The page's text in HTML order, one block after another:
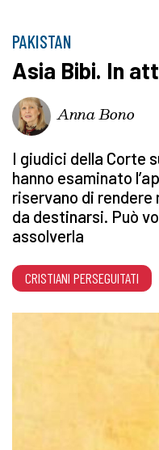
PAKISTAN
Asia Bibi. In
Anna Bono
I giudici della Corte
hanno esaminato
riservano di
da destinarsi. Può
assolverla
CRISTIANI PERSEGUITATI